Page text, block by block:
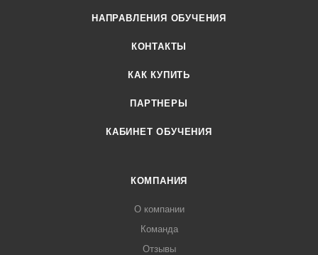
НАПРАВЛЕНИЯ ОБУЧЕНИЯ
КОНТАКТЫ
КАК КУПИТЬ
ПАРТНЕРЫ
КАБИНЕТ ОБУЧЕНИЯ
КОМПАНИЯ
О компании
Команда
Отзывы